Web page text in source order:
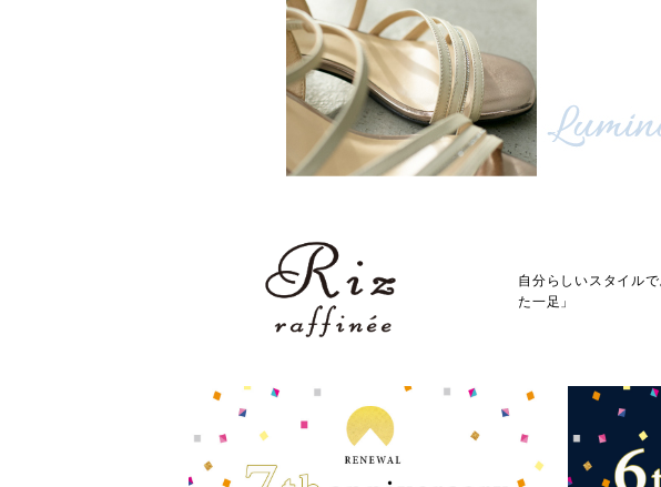
自分らしいスタイル
た一足」